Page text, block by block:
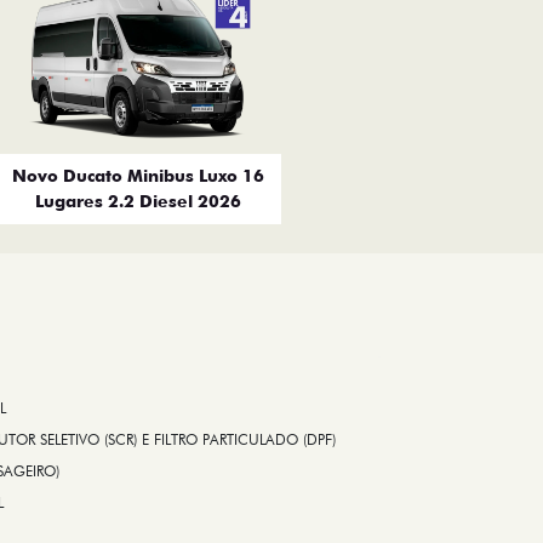
Novo Ducato Minibus Luxo 16
Lugares 2.2 Diesel 2026
SELETIVO (SCR) E FILTRO PARTICULADO (DPF)